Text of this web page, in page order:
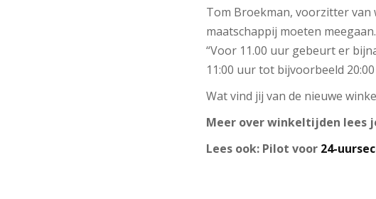
Tom Broekman, voorzitter
maatschappij moeten
“Voor 11.00 uur gebeurt er
11:00 uur tot bijvoorbeeld
Wat vind jij van de nieuwe
Meer over winkeltijden lees
Lees ook: Pilot voor 24-